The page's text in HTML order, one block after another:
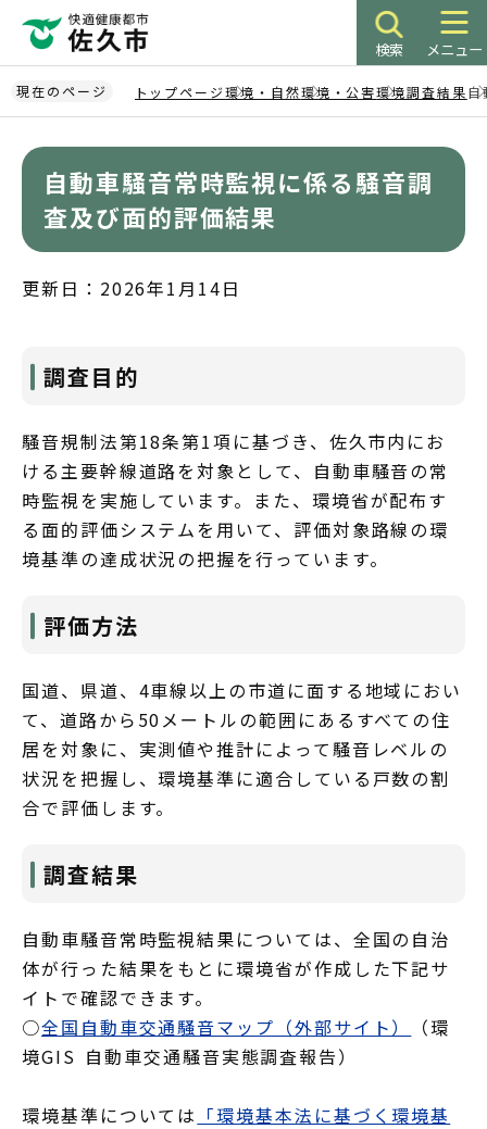
ペ
ー
ジ
検索 メニュー
現在のページ トップページ環境・自然環境・公害環境調査結果自
自動車騒音常時監視に係る騒音調
査及び面的評価結果
更新日：2026年1月14日
調査目的
騒音規制法第18条第1項に基づき、佐久市内にお
ける主要幹線道路を対象として、自動車騒音の常
時監視を実施しています。また、環境省が配布す
る面的評価システムを用いて、評価対象路線の環
境基準の達成状況の把握を行っています。
評価方法
国道、県道、4車線以上の市道に面する地域におい
て、道路から50メートルの範囲にあるすべての住
居を対象に、実測値や推計によって騒音レベルの
状況を把握し、環境基準に適合している戸数の割
合で評価します。
調査結果
自動車騒音常時監視結果については、全国の自治
体が行った結果をもとに環境省が作成した下記サ
イトで確認できます。
○全国自動車交通騒音マップ（外部サイト）
（環
境GIS 自動車交通騒音実態調査報告）
環境基準については 「環境基本法に基づく環境基